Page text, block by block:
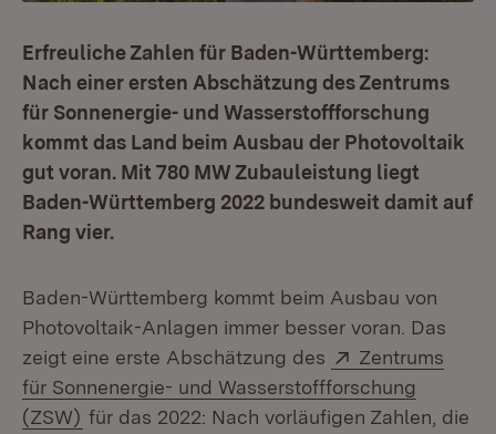
Erfreuliche Zahlen für Baden-Württemberg:
Nach einer ersten Abschätzung des Zentrums
für Sonnenergie- und Wasserstoffforschung
kommt das Land beim Ausbau der Photovoltaik
gut voran. Mit 780 MW Zubauleistung liegt
Baden-Württemberg 2022 bundesweit damit auf
Rang vier.
Baden-Württemberg kommt beim Ausbau von
Photovoltaik-Anlagen immer besser voran. Das
zeigt eine erste Abschätzung des
Extern:
Zentrums
für Sonnenergie- und Wasserstoffforschung
(ZSW) (Öffnet in neuem Fenster)
für das 2022: Nach vorläufigen Zahlen, die